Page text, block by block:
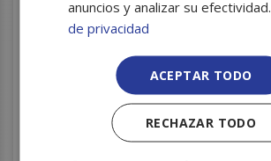
anuncios y analizar su efectividad.
de privacidad
ACEPTAR TODO
RECHAZAR TODO